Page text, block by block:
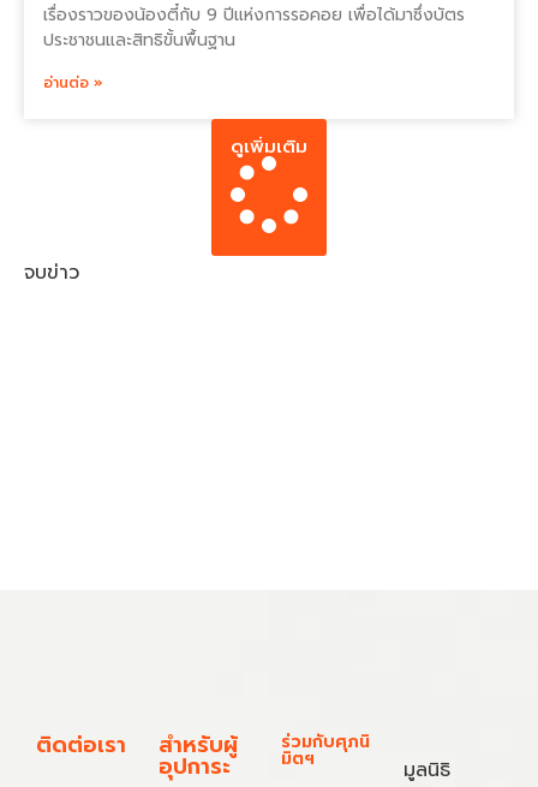
เรื่องราวของน้องตี๋กับ 9 ปีแห่งการรอคอย เพื่อได้มาซึ่งบัตร
ประชาชนและสิทธิขั้นพื้นฐาน
อ่านต่อ »
ดูเพิ่มเติม
จบข่าว
ติดต่อเรา สำหรับผู้
อุปการะ
ร่วมกับศุภนิ
มิตฯ
มูลนิธิ